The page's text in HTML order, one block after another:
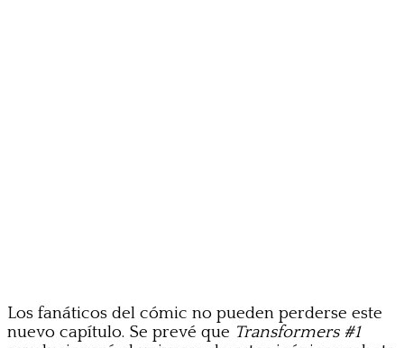
Los fanáticos del cómic no pueden perderse este
nuevo capítulo. Se prevé que Transformers #1